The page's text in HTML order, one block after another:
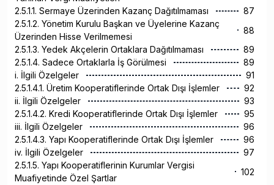
2.5.1.1. Sermaye Üzerinden Kazanç Dağıtılmaması
87
2.5.1.2. Yönetim Kurulu Başkan ve Üyelerine Kazanç
Üzerinden Hisse Verilmemesi
88
2.5.1.3. Yedek Akçelerin Ortaklara Dağıtılmaması
89
2.5.1.4. Sadece Ortaklarla İş Görülmesi
89
i. İlgili Özelgeler
91
2.5.1.4.1. Üretim Kooperatiflerinde Ortak Dışı İşlemler
92
ii. İlgili Özelgeler
93
2.5.1.4.2. Kredi Kooperatiflerinde Ortak Dışı İşlemler
95
iii. İlgili Özelgeler
96
2.5.1.4.3. Yapı Kooperatiflerinde Ortak Dışı İşlemler
96
iv. İlgili Özelgeler
97
2.5.1.5. Yapı Kooperatiflerinin Kurumlar Vergisi
Muafiyetinde Özel Şartlar
102